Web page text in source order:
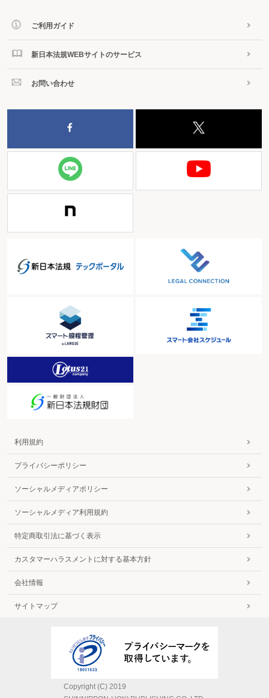
ご利用ガイド
新日本法規WEBサイトのサービス
お問い合わせ
利用規約
プライバシーポリシー
ソーシャルメディアポリシー
ソーシャルメディア利用規約
特定商取引法に基づく表示
カスタマーハラスメントに対する基本方針
会社情報
サイトマップ
Copyright (C) 2019